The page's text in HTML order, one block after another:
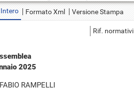
Formato Xml Versione Stampa
Rif. normativi
2025
RAMPELLI